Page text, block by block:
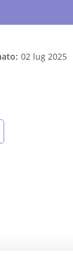
02 lug 2025